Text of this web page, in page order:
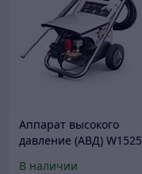
Аппарат высокого
давление (АВД) W1525
В наличии